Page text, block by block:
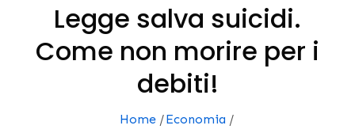
Legge salva suicidi.
Come non morire per i
debiti!
Home
Economia